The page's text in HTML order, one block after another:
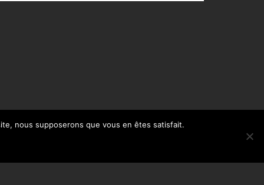
nous supposerons que vous en êtes satisfait.